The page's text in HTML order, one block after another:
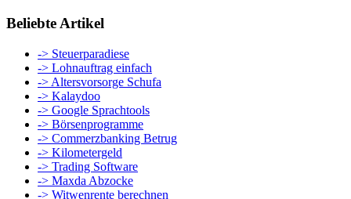
Beliebte Artikel
-> Steuerparadiese
-> Lohnauftrag einfach
-> Altersvorsorge Schufa
-> Kalaydoo
-> Google Sprachtools
-> Börsenprogramme
-> Commerzbanking Betrug
-> Kilometergeld
-> Trading Software
-> Maxda Abzocke
-> Witwenrente berechnen